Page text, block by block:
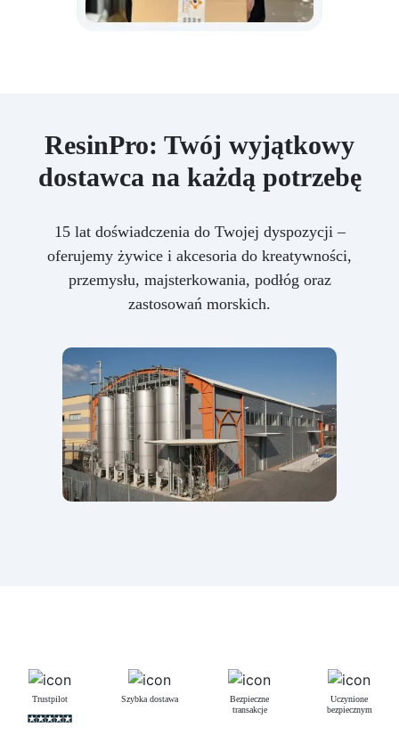
ResinPro: Twój wyjątkowy
dostawca na każdą potrzebę
15 lat doświadczenia do Twojej dyspozycji –
oferujemy żywice i akcesoria do kreatywności,
przemysłu, majsterkowania, podłóg oraz
zastosowań morskich.
Trustpilot Szybka dostawa
Bezpieczne
transakcje
Uczynione
bezpiecznym